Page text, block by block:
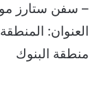
– سفن ستارز
العنوان:
منطقة البنوك